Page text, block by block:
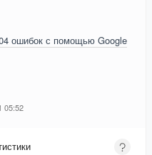
ошибок с помощью Google
05:52